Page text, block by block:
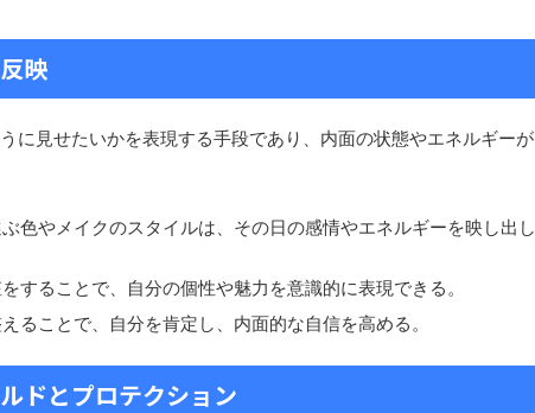
映
に見せたいかを表現する手段であり、内面の状態やエネルギーが
ぶ色やメイクのスタイルは、その日の感情やエネルギーを映し出し
することで、自分の個性や魅力を意識的に表現できる。
えることで、自分を肯定し、内面的な自信を高める。
ドとプロテクション